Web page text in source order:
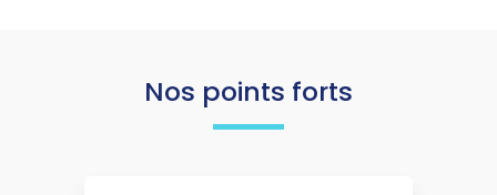
Nos points forts